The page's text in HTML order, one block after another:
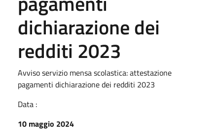
dichiarazione dei
redditi 2023
Avviso servizio mensa scolastica: attestazione
pagamenti dichiarazione dei redditi 2023
Data :
10 maggio 2024